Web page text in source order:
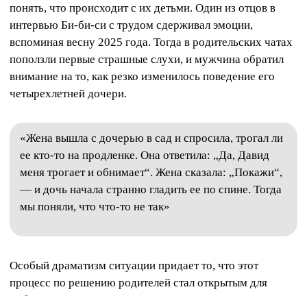
понять, что происходит с их детьми. Один из отцов в
интервью Би-би-си с трудом сдерживал эмоции,
вспоминая весну 2025 года. Тогда в родительских чатах
поползли первые страшные слухи, и мужчина обратил
внимание на то, как резко изменилось поведение его
четырехлетней дочери.
«Жена вышла с дочерью в сад и спросила, трогал ли
ее кто-то на продленке. Она ответила: „Да, Давид
меня трогает и обнимает“. Жена сказала: „Покажи“,
— и дочь начала странно гладить ее по спине. Тогда
мы поняли, что что-то не так»
Особый драматизм ситуации придает то, что этот
процесс по решению родителей стал открытым для